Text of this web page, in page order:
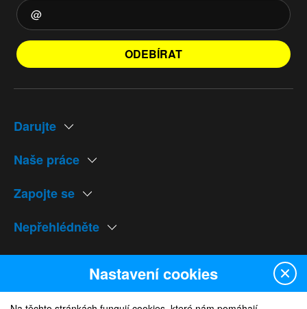
ODEBÍRAT
Darujte
Naše práce
Zapojte se
Nepřehlédněte
Naše weby
Nastavení cookies